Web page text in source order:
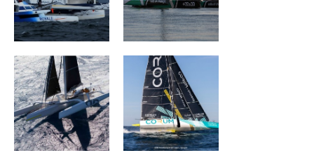
ARGO CORUM L 'Épargne
Banque Populaire
III
Banque Populaire
II